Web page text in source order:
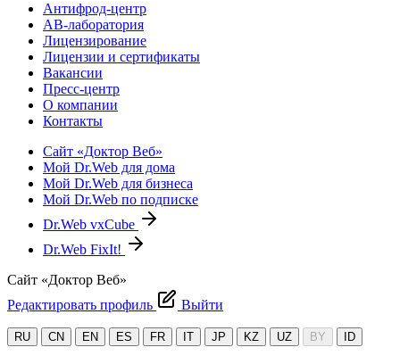
Антифрод-центр
АВ-лаборатория
Лицензирование
Лицензии и сертификаты
Вакансии
Пресс-центр
О компании
Контакты
Сайт «Доктор Веб»
Мой Dr.Web для дома
Мой Dr.Web для бизнеса
Мой Dr.Web по подписке
Dr.Web vxCube
Dr.Web FixIt!
Сайт «Доктор Веб»
Редактировать профиль
Выйти
RU CN EN ES FR IT JP KZ UZ BY ID